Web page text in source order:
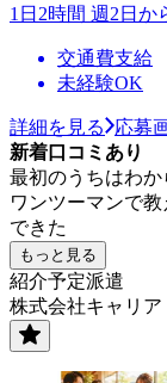
1日2時間 週2日か
交通費支給
未経験OK
詳細を見る
応募
新着口コミあり
最初のうちはわ
ワンツーマンで
できた
もっと見る
紹介予定派遣
株式会社キャリア